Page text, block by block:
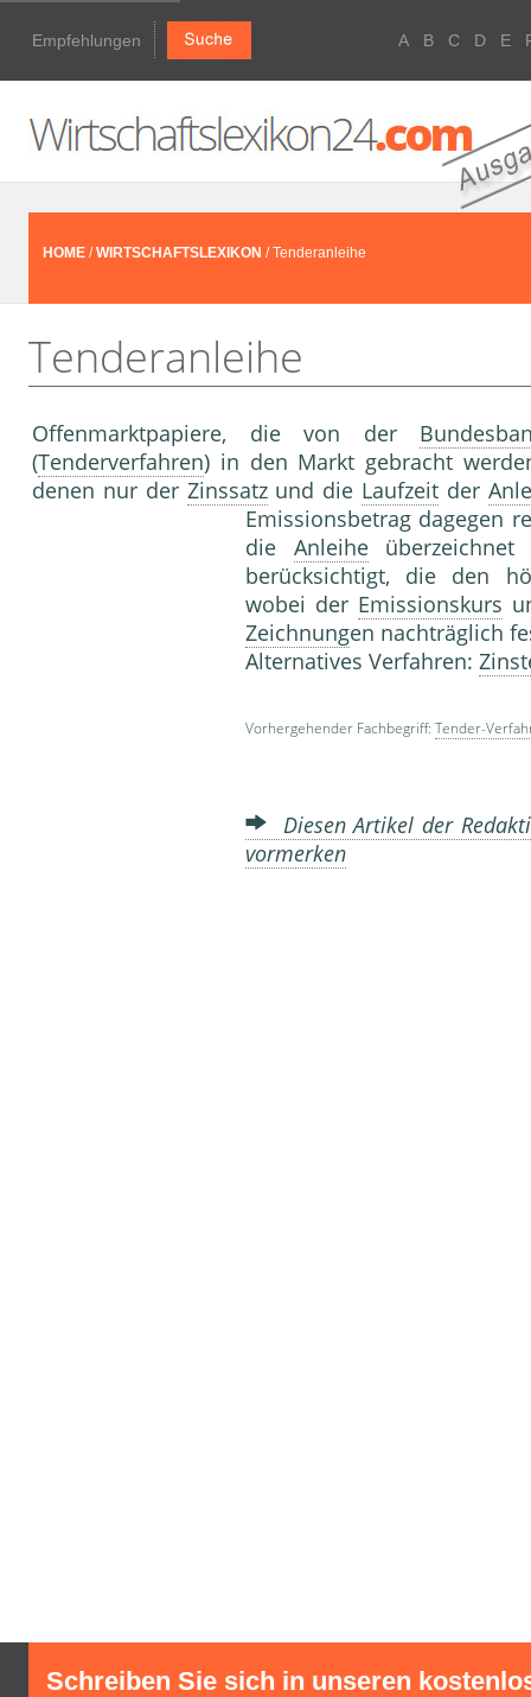
Empfehlungen A B C D E
HOME /WIRTSCHAFTSLEXIKON / Tenderanleihe
Tenderanleihe
Offenmarktpapiere, die von der
(Tenderverfahren) in den Markt gebracht
denen nur der Zinssatzund die Laufzeit der
Emissionsbetrag dagegen
die Anleihe
berücksichtigt, die den
wobei der Emissionskurs
Zeichnungen nachträglich
Alternatives Verfahren:
Vorhergehender Fachbegriff: Tender-
Diesen Artikel der
vormerken
Schreiben Sie sich in unseren